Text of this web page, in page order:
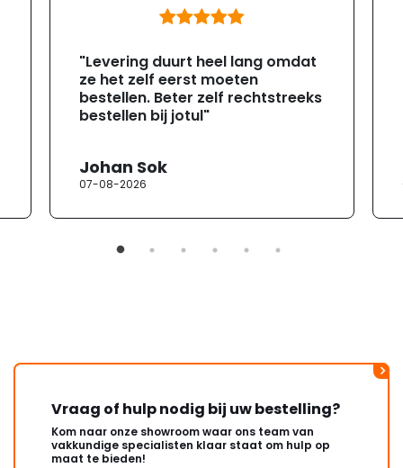
"Levering duurt heel lang omdat
ze het zelf eerst moeten
bestellen. Beter zelf rechtstreeks
bestellen bij jotul"
Johan Sok
07-08-2026
Vraag of hulp nodig bij uw bestelling?
Kom naar onze showroom waar ons team van
vakkundige specialisten klaar staat om hulp op
maat te bieden!